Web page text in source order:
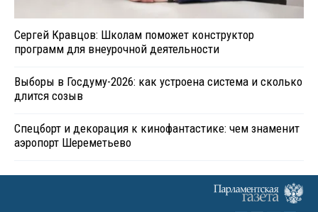
Сергей Кравцов: Школам поможет конструктор
программ для внеурочной деятельности
Выборы в Госдуму-2026: как устроена система и сколько
длится созыв
Спецборт и декорация к кинофантастике: чем знаменит
аэропорт Шереметьево